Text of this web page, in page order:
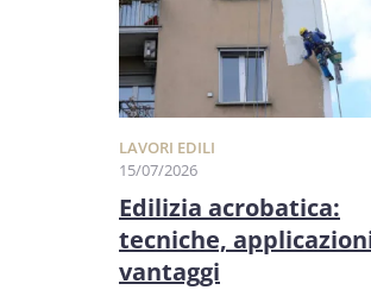
LAVORI EDILI
15/07/2026
Edilizia acrobatica:
tecniche,
vantaggi